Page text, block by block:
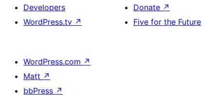
Developers
WordPress.tv ↗
Donate ↗
Five for the Future
WordPress.com ↗
Matt ↗
bbPress ↗